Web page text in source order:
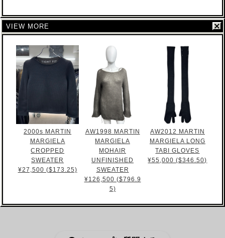
VIEW MORE
2000s MARTIN
MARGIELA
CROPPED
SWEATER
¥27,500 ($173.25)
AW1998 MARTIN
MARGIELA
MOHAIR
UNFINISHED
SWEATER
¥126,500 ($796.9
5)
AW2012 MARTIN
MARGIELA LONG
TABI GLOVES
¥55,000 ($346.50)